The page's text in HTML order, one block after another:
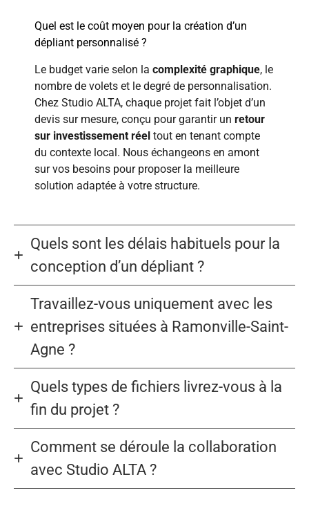
Quel est le coût moyen pour la création d’un
dépliant personnalisé ?
Le budget varie selon la complexité graphique, le
nombre de volets et le degré de personnalisation.
Chez Studio ALTA, chaque projet fait l’objet d’un
devis sur mesure, conçu pour garantir un retour
sur investissement réel tout en tenant compte
du contexte local. Nous échangeons en amont
sur vos besoins pour proposer la meilleure
solution adaptée à votre structure.
Quels sont les délais habituels pour la
conception d’un dépliant ?
Travaillez-vous uniquement avec les
entreprises situées à Ramonville-Saint-
Agne ?
Quels types de fichiers livrez-vous à la
fin du projet ?
Comment se déroule la collaboration
avec Studio ALTA ?